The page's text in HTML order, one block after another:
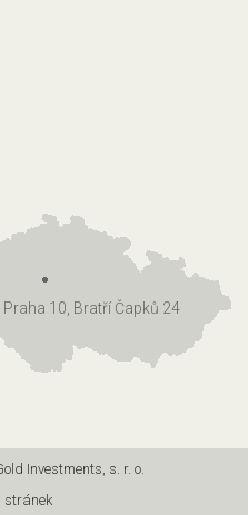
Praha 10, Bratří Čapků 24
Investments, s. r. o.
stránek